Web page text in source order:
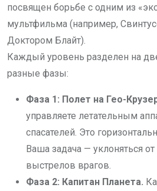
посвящен борьбе с одним из
мультфильма (например,
Доктором Блайт).
Каждый уровень разделен на
разные фазы:
Фаза 1: Полет на Гео-
управляете летательным
спасателей. Это
Ваша задача — уклоняться
выстрелов врагов.
Фаза 2: Капитан Планета.